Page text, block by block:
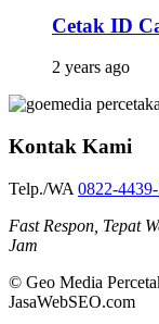
Cetak ID
2 years ago
Kontak Kami
Telp./WA 0822-
Fast Respon, Tepat
Jam
© Geo Media
JasaWebSEO.com